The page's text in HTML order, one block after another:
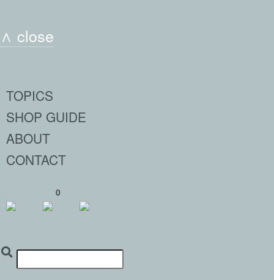
∧ close
TOPICS
SHOP GUIDE
ABOUT
CONTACT
0